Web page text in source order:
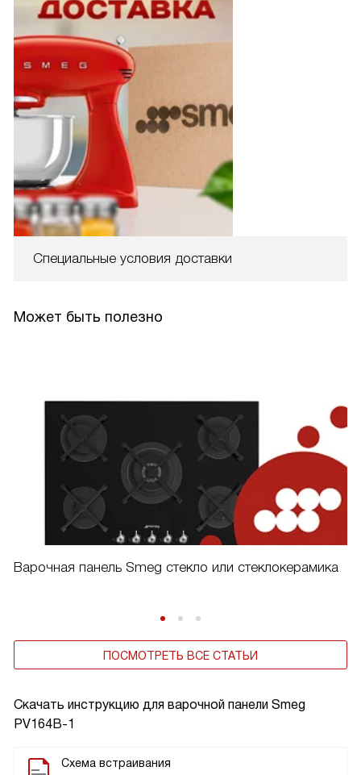
Скачать инструкцию для варочной панели Smeg
PV164B-1
Схема встраивания
Специальные условия доставки
Может быть полезно
Варочная панель Smeg стекло или стеклокерамика
ПОСМОТРЕТЬ ВСЕ СТАТЬИ